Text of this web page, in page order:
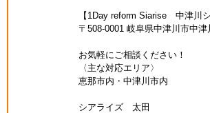
【1Day reform Siarise 中津川
〒508-0001 岐阜県中津川市中津
お気軽にご相談ください！
〈主な対応エリア〉
恵那市内・中津川市内
シアライズ 太田